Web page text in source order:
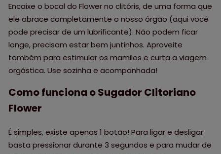
Encaixe o bocal do Flower no clitóris, de uma forma que
ele abrace completamente o nosso órgão (aqui você
pode precisar de um lubrificante). Não podem ficar
longe, precisam estar bem juntinhos. Aproveite
também para estimular os mamilos e curta a viagem
orgástica. Use sozinha e acompanhada!
Como funciona o Sugador Clitoriano
Flower
É simples, existe apenas 1 botão! Para ligar e desligar
basta pressionar durante 3 segundos e para mudar de